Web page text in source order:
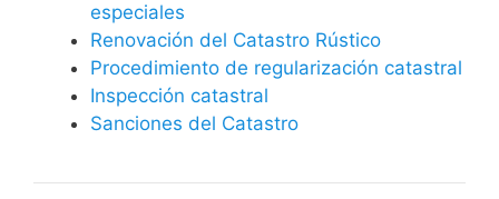
especiales
Renovación del Catastro Rústico
Procedimiento de regularización catastral
Inspección catastral
Sanciones del Catastro